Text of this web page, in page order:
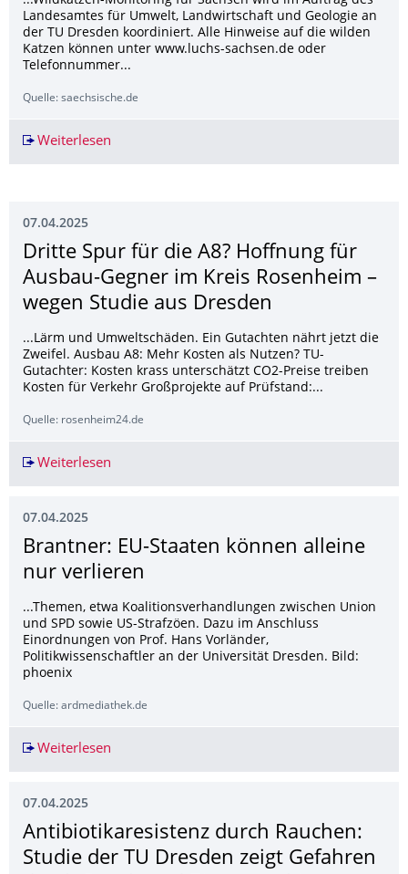
Landesamtes für Umwelt, Landwirtschaft und Geologie an
der TU Dresden koordiniert. Alle Hinweise auf die wilden
Katzen können unter www.luchs-sachsen.de oder
Telefonnummer...
Quelle: saechsische.de
Weiterlesen
07.04.2025
Dritte Spur für die A8? Hoffnung für
Ausbau-Gegner im Kreis Rosenheim –
wegen Studie aus Dresden
...Lärm und Umweltschäden. Ein Gutachten nährt jetzt die
Zweifel. Ausbau A8: Mehr Kosten als Nutzen? TU-
Gutachter: Kosten krass unterschätzt CO2-Preise treiben
Kosten für Verkehr Großprojekte auf Prüfstand:...
Quelle: rosenheim24.de
Weiterlesen
07.04.2025
Brantner: EU-Staaten können alleine
nur verlieren
...Themen, etwa Koalitionsverhandlungen zwischen Union
und SPD sowie US-Strafzöen. Dazu im Anschluss
Einordnungen von Prof. Hans Vorländer,
Politikwissenschaftler an der Universität Dresden. Bild:
phoenix
Quelle: ardmediathek.de
Weiterlesen
07.04.2025
Antibiotikaresis­tenz durch Rauchen:
Studie der TU Dresden zeigt Gefahren